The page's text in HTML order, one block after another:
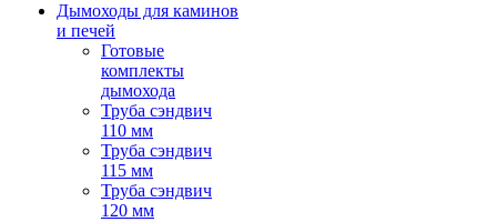
Дымоходы для каминов
и печей
Готовые
комплекты
дымохода
Труба сэндвич
110 мм
Труба сэндвич
115 мм
Труба сэндвич
120 мм